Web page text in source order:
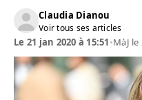
Claudia Dianou
Voir tous ses articles
Le 21 jan 2020 à 15:51•MàJ